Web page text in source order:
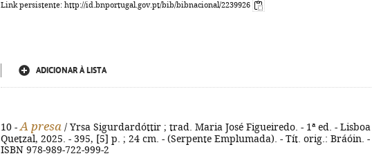
Link persistente: http://id.bnportugal.gov.pt/bib/bibnacional/2239926
ADICIONAR À LISTA
10 - A presa / Yrsa Sigurdardóttir ; trad. Maria José Figueiredo. - 1ª ed. - Lisboa
Quetzal, 2025. - 395, [5] p. ; 24 cm. - (Serpente Emplumada). - Tít. orig.: Bráóin. -
ISBN 978-989-722-999-2